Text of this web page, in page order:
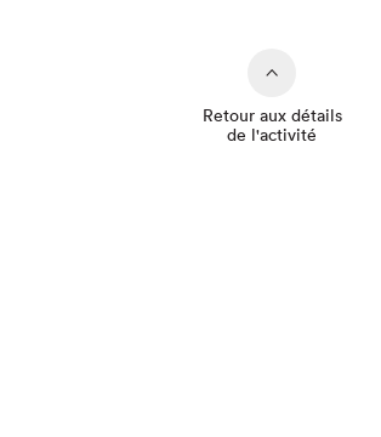
Retour aux détails
de l'activité